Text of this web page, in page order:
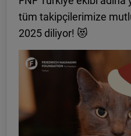
tüm takipçilerimize
2025 diliyor! 😻